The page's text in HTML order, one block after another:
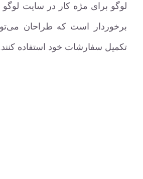
لوگو برای مژه کار در سایت لوگو
برخوردار است که طراحان
تکمیل سفارشات خود استفاده